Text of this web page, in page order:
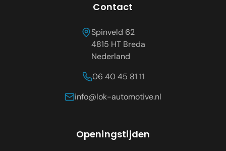
Contact
Spinveld 62
4815 HT Breda
Nederland
06 40 45 81 11
info@lok-automotive.nl
Openingstijden